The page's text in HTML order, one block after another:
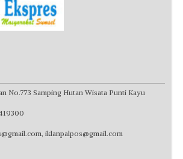
No.773 Samping Hutan Wisata Punti Kayu
, iklanpalpos@gmail.com